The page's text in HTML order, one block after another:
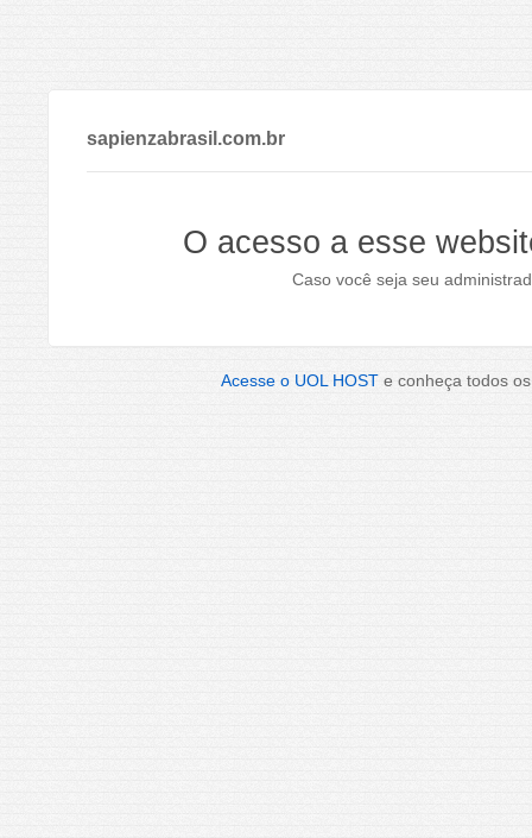
sapienzabrasil.com.br
O acesso a esse
Caso você seja seu
Acesse o UOL HOST e conheça todos